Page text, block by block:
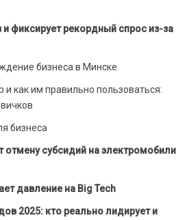
фиксирует рекордный спрос из-за
бизнеса в Минске
и как им правильно пользоваться:
бизнеса
отмену субсидий на электромобили
давление на Big Tech
2025: кто реально лидирует и